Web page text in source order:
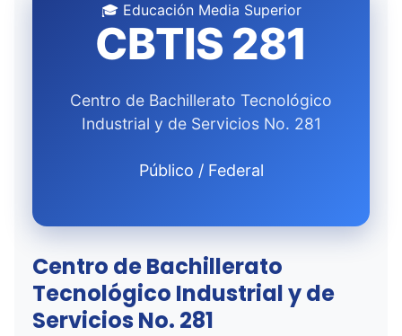
🎓 Educación Media Superior
CBTIS 281
Centro de Bachillerato Tecnológico
Industrial y de Servicios No. 281
Público / Federal
Centro de Bachillerato
Tecnológico Industrial y de
Servicios No. 281